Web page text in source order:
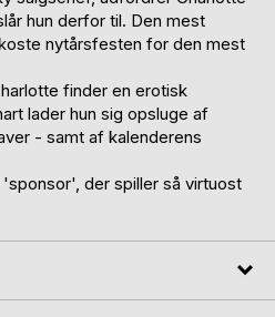
hun derfor til. Den mest
nytårsfesten for den mest
finder en erotisk
lader hun sig opsluge af
- samt af kalenderens
der spiller så virtuost